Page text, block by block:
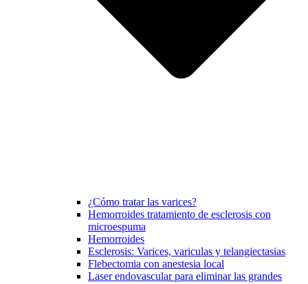
¿Cómo tratar las varices?
Hemorroides tratamiento de esclerosis con
microespuma
Hemorroides
Esclerosis: Varices, variculas y telangiectasias
Flebectomia con anestesia local
Laser endovascular para eliminar las grandes